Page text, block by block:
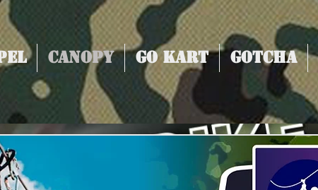
Canopy Go Kart Gotcha